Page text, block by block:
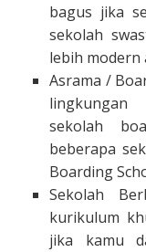
bagus jika
sekolah
lebih modern
Asrama /
sekolah
beberapa
Boarding
Sekolah
kurikulum
jika kamu